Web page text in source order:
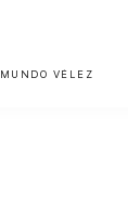
MUNDO VÉLEZ